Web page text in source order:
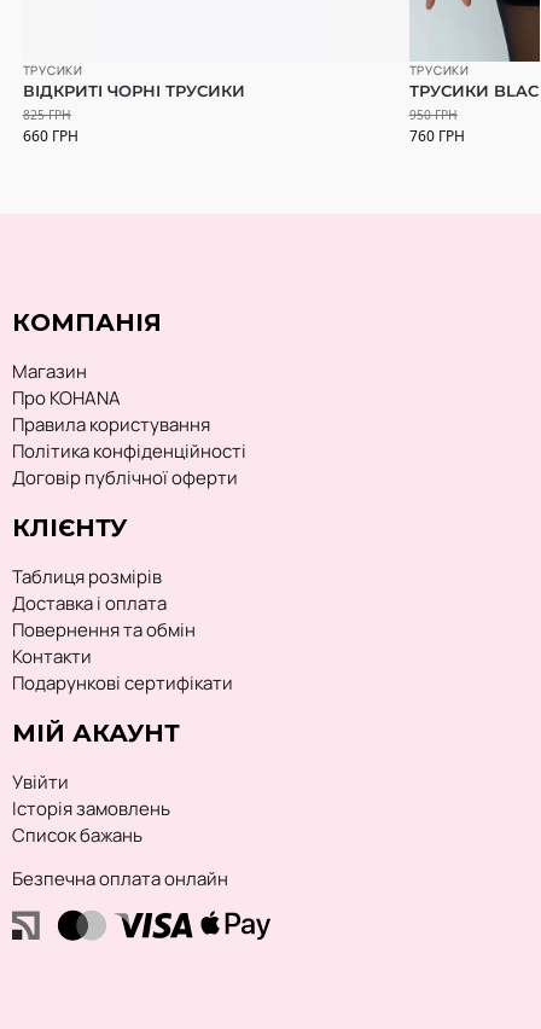
ТРУСИКИ
ВІДКРИТІ ЧОРНІ ТРУСИКИ
825ГРН
660 ГРН
ТРУСИКИ
ТРУСИКИ
950ГРН
760 ГРН
КОМПАНІЯ
Магазин
Про KOHANA
Правила користування
Політика конфіденційності
Договір публічної оферти
КЛІЄНТУ
Таблиця розмірів
Доставка і оплата
Повернення та обмін
Контакти
Подарункові сертифікати
МІЙ АКАУНТ
Увійти
Історія замовлень
Список бажань
Безпечна оплата онлайн